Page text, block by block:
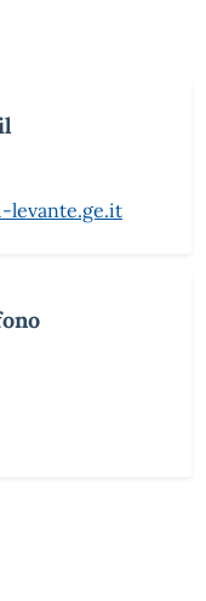
levante.ge.it